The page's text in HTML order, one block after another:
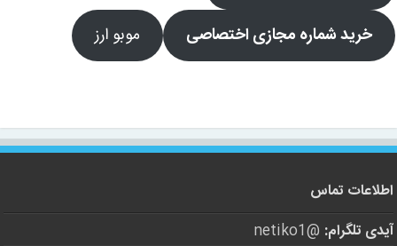
خرید شماره مجازی اختصاصی موبو ارز
اطلاعات تماس
آیدی تلگرام: @netiko1